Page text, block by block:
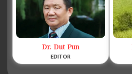
Dr. Dut Pun
EDITOR